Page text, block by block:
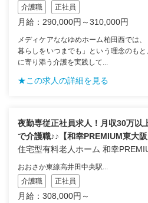
介護職
正社員
月給：290,000円～310,000円
メディケアななゆめホーム柏田西では
暮らしをいつまでも」という理念のも
に寄り添う介護を実践して...
★この求人の詳細を見る
夜勤専従正社員求人！月収30万以
で介護職♪♪【和幸PREMIUM東大阪
住宅型有料老人ホーム 和幸
おおさか東線高井田中央駅...
介護職
正社員
月給：308,000円～